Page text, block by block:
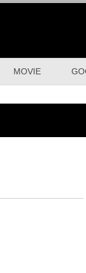
MOVIE